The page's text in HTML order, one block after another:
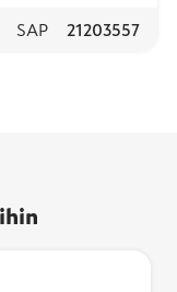
SAP 21203557